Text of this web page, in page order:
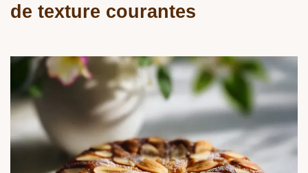
de texture courantes